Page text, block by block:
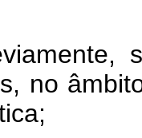
no